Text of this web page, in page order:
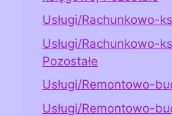
Usługi/Rachunkowo-
Usługi/Rachunkowo-
Pozostałe
Usługi/Remontowo-
Usługi/Remontowo-